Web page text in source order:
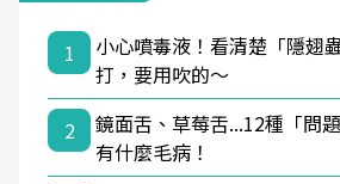
1
小心噴毒液！看清楚「隱翅
打，要用吹的～
2
鏡面舌、草莓舌...12種「問
有什麼毛病！